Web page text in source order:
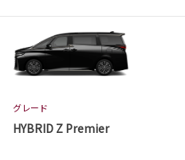
グレード
HYBRID Z Premier